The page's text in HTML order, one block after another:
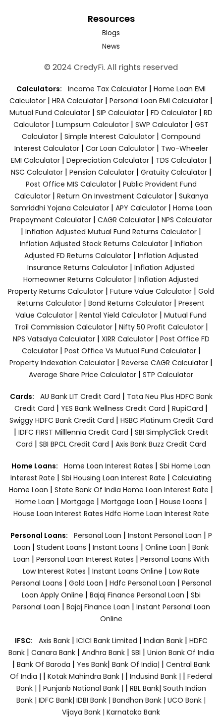
Resources
Blogs
News
© 2024 CredyFi. All rights reserved
Calculators: Income Tax Calculator | Home Loan EMI
Calculator | HRA Calculator | Personal Loan EMI Calculator |
Mutual Fund Calculator | SIP Calculator | FD Calculator | RD
Calculator | Lumpsum Calculator | SWP Calculator | GST
Calculator| Simple Interest Calculator| Compound
Interest Calculator| Car Loan Calculator| Two-Wheeler
EMI Calculator| Depreciation Calculator| TDS Calculator|
NSC Calculator| Pension Calculator| Gratuity Calculator|
Post Office MIS Calculator| Public Provident Fund
Calculator| Return On Investment Calculator| Sukanya
Samriddhi Yojana Calculator| APY Calculator| Home Loan
Prepayment Calculator | CAGR Calculator | NPS Calculator
| Inflation Adjusted Mutual Fund Returns Calculator |
Inflation Adjusted Stock Returns Calculator| Inflation
Adjusted FD Returns Calculator| Inflation Adjusted
Insurance Returns Calculator | Inflation Adjusted
Homeowner Returns Calculator | Inflation Adjusted
Property Returns Calculator | Future Value Calculator | Gold
Returns Calculator | Bond Returns Calculator | Present
Value Calculator | Rental Yield Calculator | Mutual Fund
Trail Commission Calculator| Nifty 50 Profit Calculator|
NPS Vatsalya Calculator| XIRR Calculator| Post Office FD
Calculator| Post Office Vs Mutual Fund Calculator|
Property Indexation Calculator | Reverse CAGR Calculator |
Average Share Price Calculator | STP Calculator
Cards: AU Bank LIT Credit Card | Tata Neu Plus HDFC Bank
Credit Card | YES Bank Wellness Credit Card | RupiCard |
Swiggy HDFC Bank Credit Card | HSBC Platinum Credit Card
| IDFC FIRST Milllennia Credit Card | SBI SimplyClick Credit
Card | SBI BPCL Credit Card | Axis Bank Buzz Credit Card
Home Loans: Home Loan Interest Rates | Sbi Home Loan
Interest Rate | Sbi Housing Loan Interest Rate | Calculating
Home Loan | State Bank Of India Home Loan Interest Rate |
Home Loan | Mortgage | Mortgage Loan | House Loans |
House Loan Interest Rates Hdfc Home Loan Interest Rate
Personal Loans: Personal Loan | Instant Personal Loan | P
Loan | Student Loans | Instant Loans | Online Loan | Bank
Loan | Personal Loan Interest Rates | Personal Loans With
Low Interest Rates | Instant Loans Online | Low Rate
Personal Loans | Gold Loan | Hdfc Personal Loan | Personal
Loan Apply Online | Bajaj Finance Personal Loan | Sbi
Personal Loan | Bajaj Finance Loan | Instant Personal Loan
Online
IFSC: Axis Bank | ICICI Bank Limited | Indian Bank | HDFC
Bank| Canara Bank | Andhra Bank| SBI | Union Bank Of India
| Bank Of Baroda | Yes Bank| Bank Of India| | Central Bank
Of India | | Kotak Mahindra Bank | | Indusind Bank | | Federal
Bank | | Punjanb National Bank | | RBL Bank| South Indian
Bank | IDFC Bank| IDBI Bank | Bandhan Bank | UCO Bank |
Vijaya Bank | Karnataka Bank